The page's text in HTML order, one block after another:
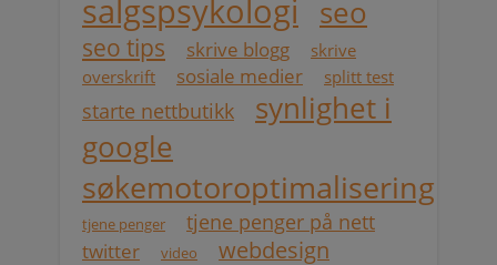
salgspsykologi seo
seo tips skrive blogg
skrive
overskrift
sosiale medier splitt test
starte nettbutikk
synlighet i
google
søkemotoroptimalisering
tjene penger tjene penger på nett
twitter video webdesign